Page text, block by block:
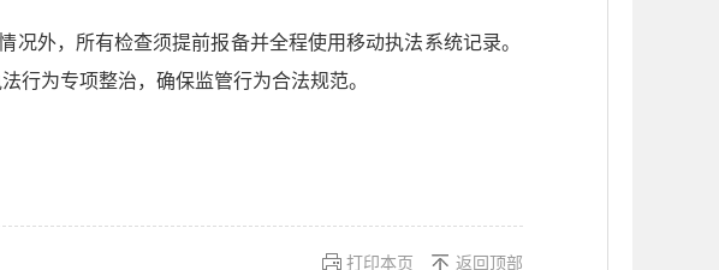
外，所有检查须提前报备并全程使用移动执法系统记录。
行为专项整治，确保监管行为合法规范。
打印本页 返回顶部